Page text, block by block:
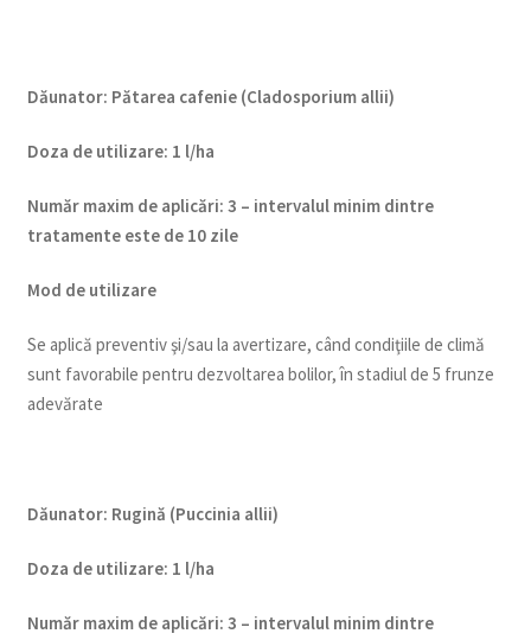
Dăunator: Pătarea cafenie (Cladosporium allii)
Doza de utilizare: 1 l/ha
Număr maxim de aplicări: 3 – intervalul minim dintre
tratamente este de 10 zile
Mod de utilizare
Se aplică preventiv şi/sau la avertizare, când condiţiile de climă
sunt favorabile pentru dezvoltarea bolilor, în stadiul de 5 frunze
adevărate
Dăunator: Rugină (Puccinia allii)
Doza de utilizare: 1 l/ha
Număr maxim de aplicări: 3 – intervalul minim dintre